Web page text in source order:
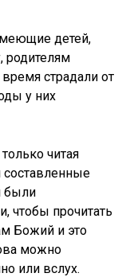
детей,
родителям
страдали от
у них
читая
были
чтобы прочитать
Божий и это
можно
или вслух.